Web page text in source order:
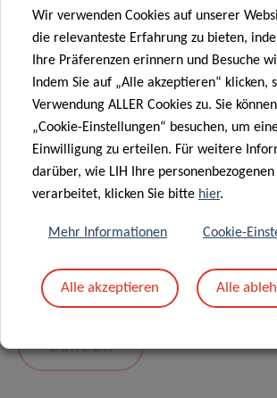
Mit dem Absenden Ihrer
Datenschutzrichtlinie.
Wir verwenden Cookies auf unserer
die relevanteste Erfahrung zu bieten,
Ihre Präferenzen erinnern und Besuche
Indem Sie auf „Alle akzeptieren“ klicken,
Verwendung ALLER Cookies zu. Sie
„Cookie-Einstellungen“ besuchen, um
Einwilligung zu erteilen. Für weitere
darüber, wie LIH Ihre
verarbeitet, klicken Sie bitte hier.
Mehr Informationen Cookie-
Alle akzeptieren Alle